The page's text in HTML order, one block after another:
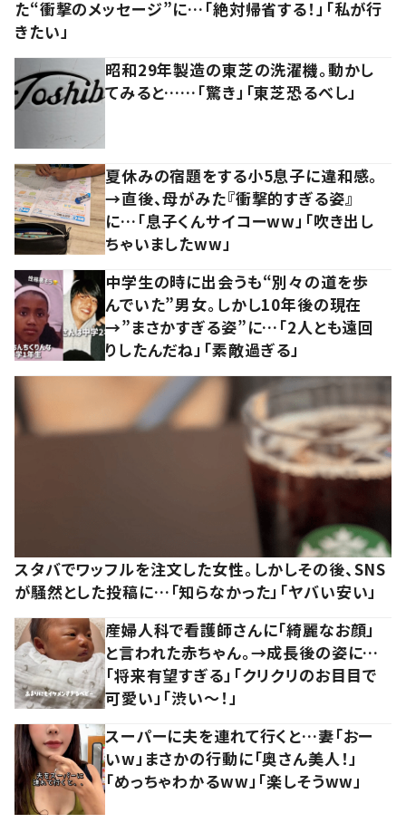
た“衝撃のメッセージ”に…「絶対帰省する！」「私が行
きたい」
昭和29年製造の東芝の洗濯機。動かし
てみると……「驚き」「東芝恐るべし」
夏休みの宿題をする小5息子に違和感。
→直後、母がみた『衝撃的すぎる姿』
に…「息子くんサイコーww」「吹き出し
ちゃいましたww」
中学生の時に出会うも“別々の道を歩
んでいた”男女。しかし10年後の現在
→”まさかすぎる姿”に…「2人とも遠回
りしたんだね」「素敵過ぎる」
スタバでワッフルを注文した女性。しかしその後、SNS
が騒然とした投稿に…「知らなかった」「ヤバい安い」
産婦人科で看護師さんに「綺麗なお顔」
と言われた赤ちゃん。→成長後の姿に…
「将来有望すぎる」「クリクリのお目目で
可愛い」「渋い～！」
スーパーに夫を連れて行くと…妻「おー
いw」まさかの行動に「奥さん美人！」
「めっちゃわかるww」「楽しそうww」